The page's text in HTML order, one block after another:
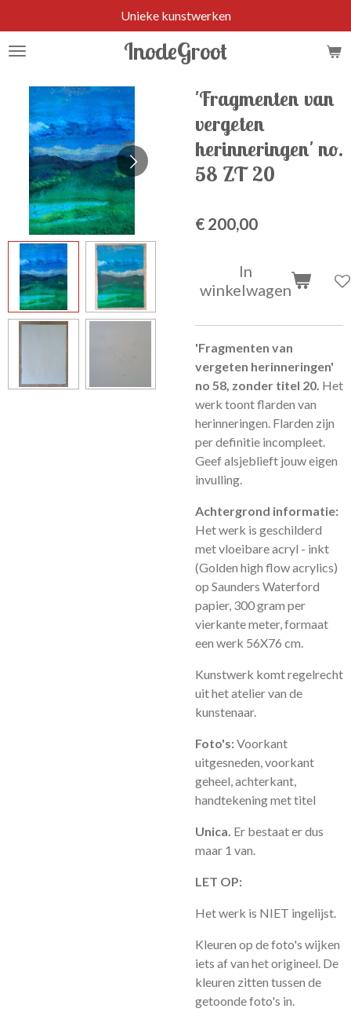
direct
naar
hoofdinhoud
InodeGroot
Unieke kunstwerken
'Fragmenten van
vergeten
herinneringen' no.
58 ZT 20
€ 200,00
In
winkelwagen
'Fragmenten van
vergeten herinneringen'
no 58, zonder titel 20. Het
werk toont flarden van
herinneringen. Flarden zijn
per definitie incompleet.
Geef alsjeblieft jouw eigen
invulling.
Achtergrond informatie:
Het werk is geschilderd
met vloeibare acryl - inkt
(Golden high flow acrylics)
op Saunders Waterford
papier, 300 gram per
vierkante meter, formaat
een werk 56X76 cm.
Kunstwerk komt regelrecht
uit het atelier van de
kunstenaar.
Foto's:Voorkant
uitgesneden, voorkant
geheel, achterkant,
handtekening met titel
Unica. Er bestaat er dus
maar 1 van.
LET OP:
Het werk is NIET ingelijst.
Kleuren op de foto's wijken
iets af van het origineel. De
kleuren zitten tussen de
getoonde foto's in.